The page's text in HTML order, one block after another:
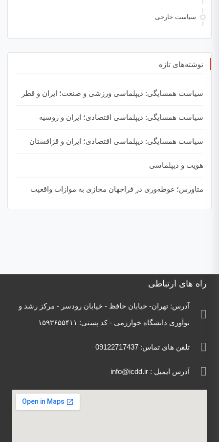
سیاست خارجی
نوشته‌های تازه
سیاست همسایگی: دیپلماسی ورزشی و صنعت؛ ایران و قطر
سیاست همسایگی: دیپلماسی اقتصادی؛ ایران و روسیه
سیاست همسایگی: دیپلماسی اقتصادی؛ ایران و قزاقستان
هویت و دیپلماسی
متاورس؛ غوطه‌وری در فراجهان مجازی به موازات واقعیت
راه های ارتباطی
آدرس: تهران- خیابان حافظ - خیابان رودسر - مرکز رشد و
نوآوری دانشگاه خوارزمی - کد پستی: ۱۵۹۳۶۵۵۴۱۱
تلفن های تماس: 09122717437
آدرس ایمیل : info@icdd.ir